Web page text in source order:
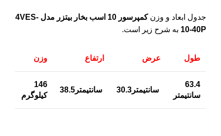
جدول ابعاد و وزن
کمپرسور 10 اسب بخار بیتزر مدل 4VES-
10-40P به شرح زیر است.
طول عرض ارتفاع وزن
63.4
سانتیمتر
سانتیمتر30.3 سانتیمتر38.5
146
کیلوگرم